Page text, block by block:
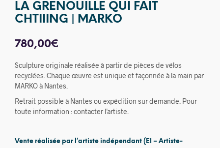
LA GRENOUILLE QUI FAIT
CHTIIING | MARKO
780,00€
Sculpture originale réalisée à partir de pièces de vélos
recyclées. Chaque œuvre est unique et façonnée à la main par
MARKO à Nantes.
Retrait possible à Nantes ou expédition sur demande. Pour
toute information : contacter l’artiste.
Vente réalisée par l’artiste indépendant (EI – Artiste-